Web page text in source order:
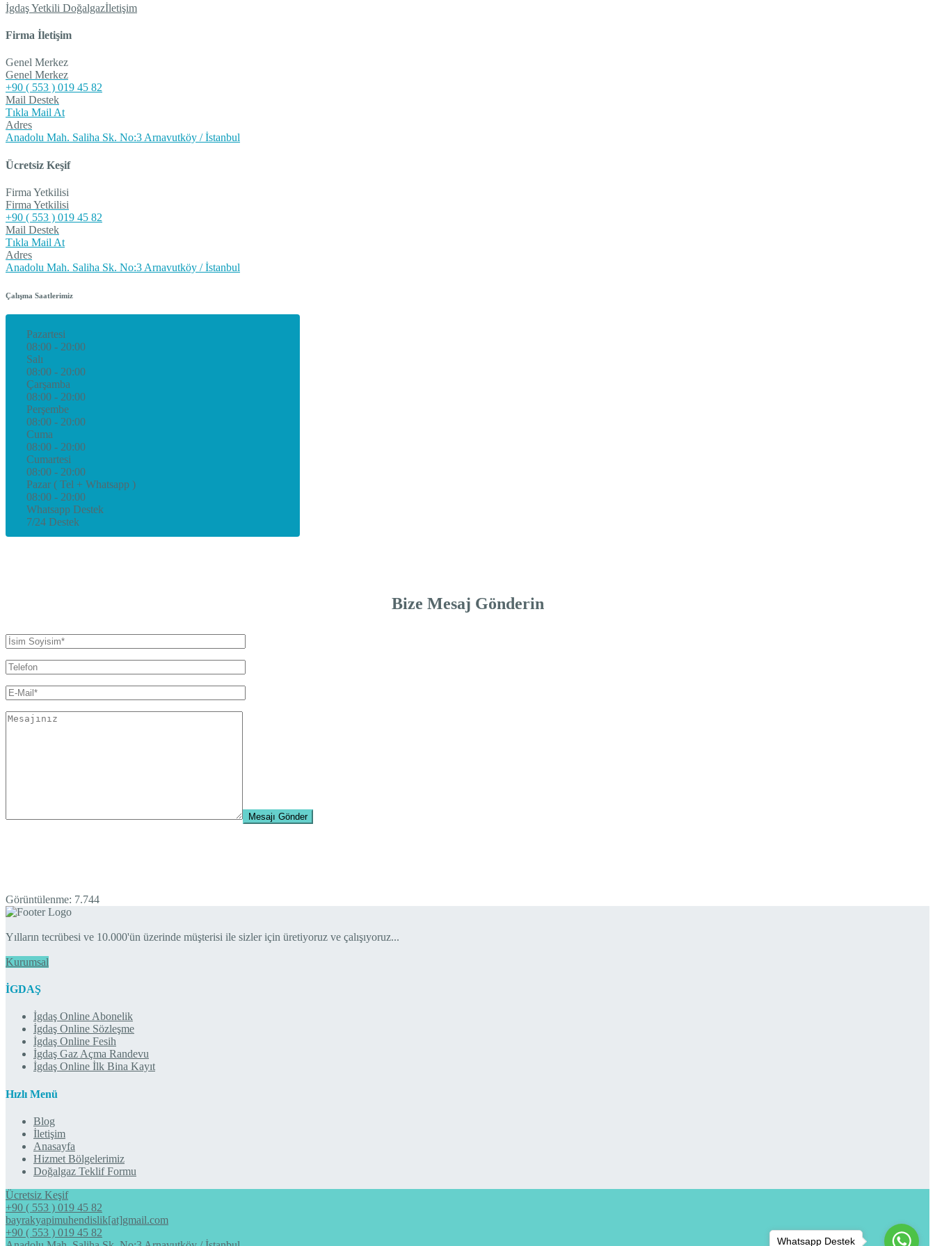
İgdaş Yetkili Doğalgazİletişim
Firma İletişim
Genel Merkez
Genel Merkez
+90 ( 553 ) 019 45 82
Mail Destek
Tıkla Mail At
Adres
Anadolu Mah. Saliha Sk. No:3 Arnavutköy / İstanbul
Ücretsiz Keşif
Firma Yetkilisi
Firma Yetkilisi
+90 ( 553 ) 019 45 82
Mail Destek
Tıkla Mail At
Adres
Anadolu Mah. Saliha Sk. No:3 Arnavutköy / İstanbul
Çalışma Saatlerimiz
Pazartesi
08:00 - 20:00
Salı
08:00 - 20:00
Çarşamba
08:00 - 20:00
Perşembe
08:00 - 20:00
Cuma
08:00 - 20:00
Cumartesi
08:00 - 20:00
Pazar ( Tel + Whatsapp )
08:00 - 20:00
Whatsapp Destek
7/24 Destek
Bize Mesaj Gönderin
Görüntülenme: 7.744
Yılların tecrübesi ve 10.000'ün üzerinde müşterisi ile sizler için üretiyoruz ve çalışıyoruz...
Kurumsal
İGDAŞ
İgdaş Online Abonelik
İgdaş Online Sözleşme
İgdaş Online Fesih
İgdaş Gaz Açma Randevu
İgdaş Online İlk Bina Kayıt
Hızlı Menü
Blog
İletişim
Anasayfa
Hizmet Bölgelerimiz
Doğalgaz Teklif Formu
Ücretsiz Keşif
+90 ( 553 ) 019 45 82
bayrakyapimuhendislik[at]gmail.com
+90 ( 553 ) 019 45 82
Whatsapp Destek